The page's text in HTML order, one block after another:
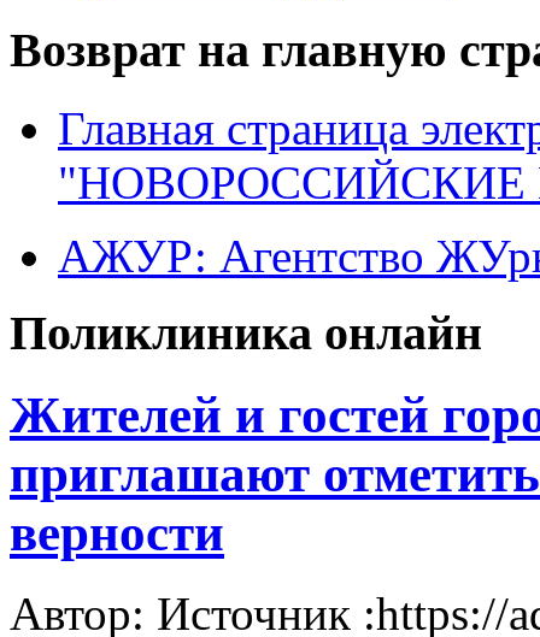
Возврат на главную
Главная страница
"НОВОРОССИЙСКИЕ
АЖУР: Агентство
Поликлиника онлайн
Жителей и гостей
приглашают
верности
Автор: Источник :https://